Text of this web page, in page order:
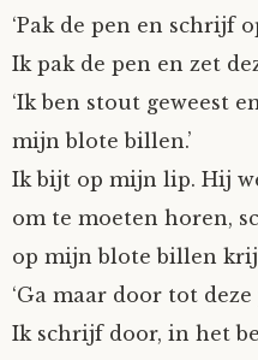
‘Pak de pen en schrijf
Ik pak de pen en zet
‘Ik ben stout geweest
mijn blote billen.’
Ik bijt op mijn lip. Hij
om te moeten horen,
op mijn blote billen
‘Ga maar door tot deze
Ik schrijf door, in het